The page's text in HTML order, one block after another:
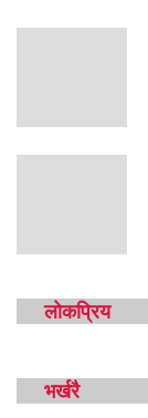
लोकप्रिय
भर्खरै